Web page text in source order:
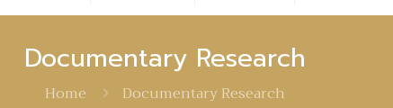
Documentary Research
Home Documentary Research